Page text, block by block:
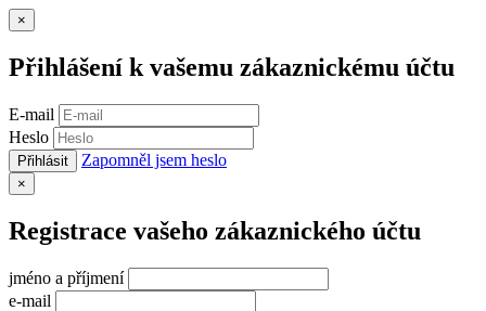
×
Přihlášení k vašemu zákaznickému účtu
E-mail
Heslo
Přihlásit Zapomněl jsem heslo
×
Registrace vašeho zákaznického účtu
jméno a příjmení
e-mail